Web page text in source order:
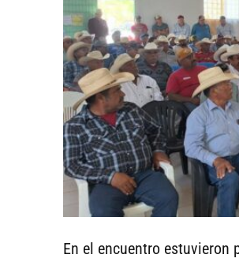
En el encuentro estuvieron